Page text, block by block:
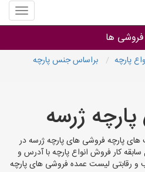
منوی
سایت
فروشی
فروشی ها
رنگ طرح و کاربرد
های هر شهر
پارچه
براساس جنس پارچه
ژرسه
پارچه فروشی های پارچه ژرسه در
کار فروش انواع پارچه با آدرس و
رقابتی لیست عمده فروشی های پارچه